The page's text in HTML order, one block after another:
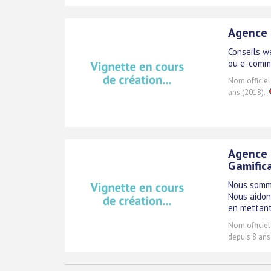
Conseils
ou e-
Nom
ans (2018).
Nous
Nous
en
Nom
depuis 8